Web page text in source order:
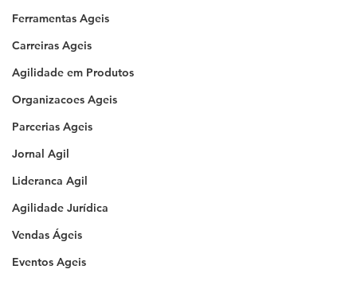
Ferramentas Ageis
Carreiras Ageis
Agilidade em Produtos
Organizacoes Ageis
Parcerias Ageis
Jornal Agil
Lideranca Agil
Agilidade Jurídica
Vendas Ágeis
Eventos Ageis